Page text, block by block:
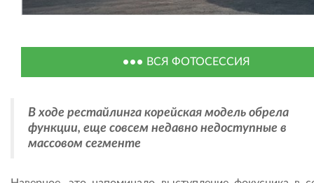
ВСЯ ФОТОСЕССИЯ
В ходе рестайлинга корейская модель обрела
функции, еще совсем недавно недоступные в
массовом сегменте